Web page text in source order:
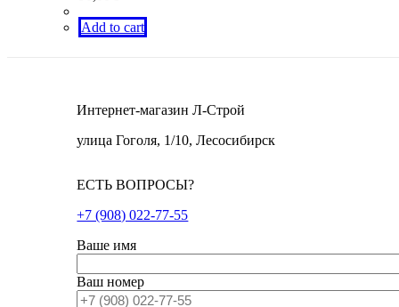
Add to cart
Интернет-магазин Л-Строй
улица Гоголя, 1/10, Лесосибирск
ЕСТЬ ВОПРОСЫ?
+7 (908) 022-77-55
Ваше имя
Ваш номер